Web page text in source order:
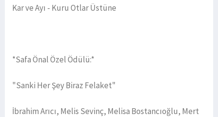
Kar ve Ayı - Kuru Otlar Üstüne
*Safa Önal Özel Ödülü:*
"Sanki Her Şey Biraz Felaket"
İbrahim Arıcı, Melis Sevinç, Melisa Bostancıoğlu, Mert